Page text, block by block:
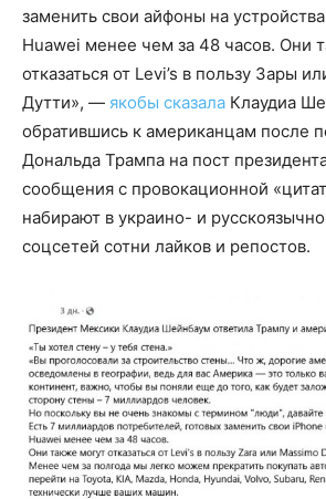
заменить свои айфоны на
Huawei менее чем за 48 часов. Они
отказаться от Levi’s в пользу Зары
Дутти», — якобы сказала Клаудиа
обратившись к американцам после
Дональда Трампа на пост
сообщения с провокационной
набирают в украино- и
соцсетей сотни лайков и репостов.